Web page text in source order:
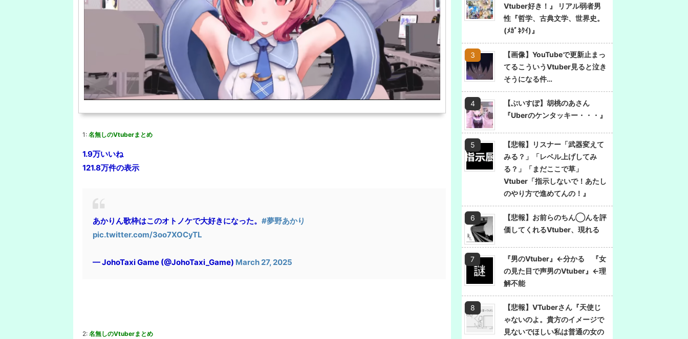
1: 名無しのVtuberまとめ
1.9万いいね
121.8万件の表示
あかりん歌枠はこのオトノケで大好きになった。 #夢野あかり
pic.twitter.com/3oo7XOCyTL
— JohoTaxi Game (@JohoTaxi_Game) March 27, 2025
2: 名無しのVtuberまとめ
Vtuber好き！』 リアル弱者男
性『哲学、古典文学、世界史。
(ﾒｶﾞﾈｸｲ)』
【画像】YouTubeで更新止まっ
てるこういうVtuber見ると泣き
そうになる件…
【ぶいすぽ】胡桃のあさん
『Uberのケンタッキー・・・』
【悲報】リスナー「武器変えて
みる？」「レベル上げしてみ
る？」「まだここで草」
Vtuber「指示しないで！あたし
のやり方で進めてんの！』
【悲報】お前らのちん◯んを評
価してくれるVtuber、現れる
『男のVtuber』←分かる 『女
の見た目で声男のVtuber』←理
解不能
【悲報】VTuberさん『天使じ
ゃないのよ。貴方のイメージで
見ないでほしい私は普通の女の